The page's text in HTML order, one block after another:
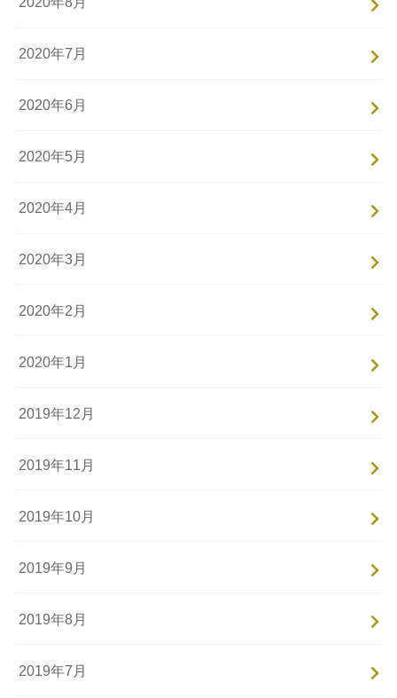
2020年7月
2020年6月
2020年5月
2020年4月
2020年3月
2020年2月
2020年1月
2019年12月
2019年11月
2019年10月
2019年9月
2019年8月
2019年7月